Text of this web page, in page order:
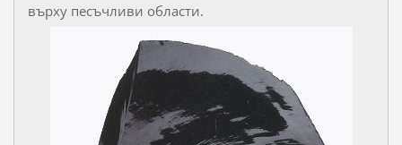
върху песъчливи области.